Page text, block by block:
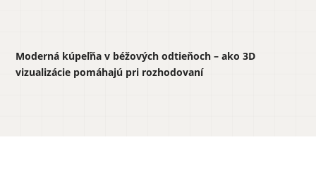
Moderná kúpeľňa v béžových odtieňoch – ako 3D
vizualizácie pomáhajú pri rozhodovaní